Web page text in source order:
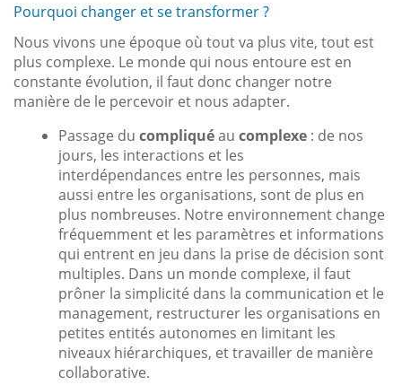
Pourquoi changer et se transformer ?
Nous vivons une époque où tout va plus vite, tout est
plus complexe. Le monde qui nous entoure est en
constante évolution, il faut donc changer notre
manière de le percevoir et nous adapter.
Passage du compliquéau complexe : de nos
jours, les interactions et les
interdépendances entre les personnes, mais
aussi entre les organisations, sont de plus en
plus nombreuses. Notre environnement change
fréquemment et les paramètres et informations
qui entrent en jeu dans la prise de décision sont
multiples. Dans un monde complexe, il faut
prôner la simplicité dans la communication et le
management, restructurer les organisations en
petites entités autonomes en limitant les
niveaux hiérarchiques, et travailler de manière
collaborative.